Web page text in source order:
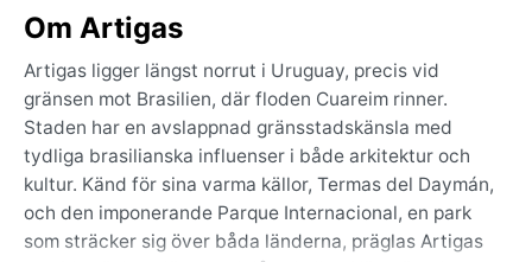
Om Artigas
Artigas ligger längst norrut i Uruguay, precis vid
gränsen mot Brasilien, där floden Cuareim rinner.
Staden har en avslappnad gränsstadskänsla med
tydliga brasilianska influenser i både arkitektur och
kultur. Känd för sina varma källor, Termas del Daymán,
och den imponerande Parque Internacional, en park
som sträcker sig över båda länderna, präglas Artigas